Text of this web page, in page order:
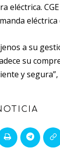
eléctrica
a su
su
y segura”,